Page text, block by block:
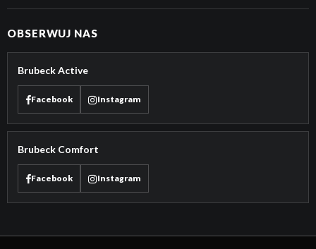
OBSERWUJ NAS
Brubeck Active
Facebook Instagram
Brubeck Comfort
Facebook Instagram